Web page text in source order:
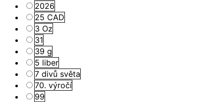
2026
25 CAD
3 Oz
31
39 g
5 liber
7 divů světa
70. výročí
99